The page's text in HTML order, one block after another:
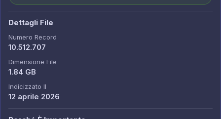
Dettagli File
Numero Record
10.512.707
Dimensione File
1.84 GB
Indicizzato Il
12 aprile 2026